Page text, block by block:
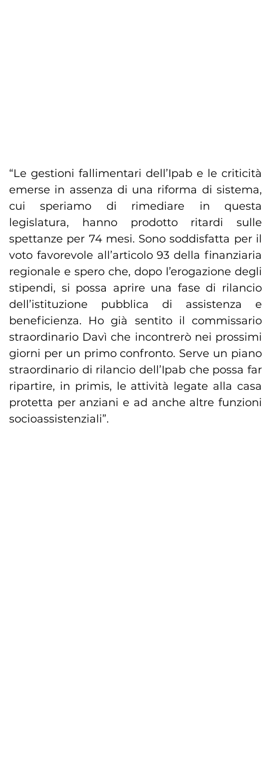
“Le gestioni fallimentari dell’Ipab e le criticità
emerse in assenza di una riforma di sistema,
cui speriamo di rimediare in questa
legislatura, hanno prodotto ritardi sulle
spettanze per 74 mesi. Sono soddisfatta per il
voto favorevole all’articolo 93 della finanziaria
regionale e spero che, dopo l’erogazione degli
stipendi, si possa aprire una fase di rilancio
dell’istituzione pubblica di assistenza e
beneficienza. Ho già sentito il commissario
straordinario Davì che incontrerò nei prossimi
giorni per un primo confronto. Serve un piano
straordinario di rilancio dell’Ipab che possa far
ripartire, in primis, le attività legate alla casa
protetta per anziani e ad anche altre funzioni
socioassistenziali”.